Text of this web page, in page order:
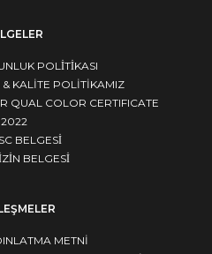
POLİTİKASI
& KALİTE POLİTİKAMIZ
QUAL COLOR CERTIFICATE
2022
BELGESİ
BELGESİ
METNI